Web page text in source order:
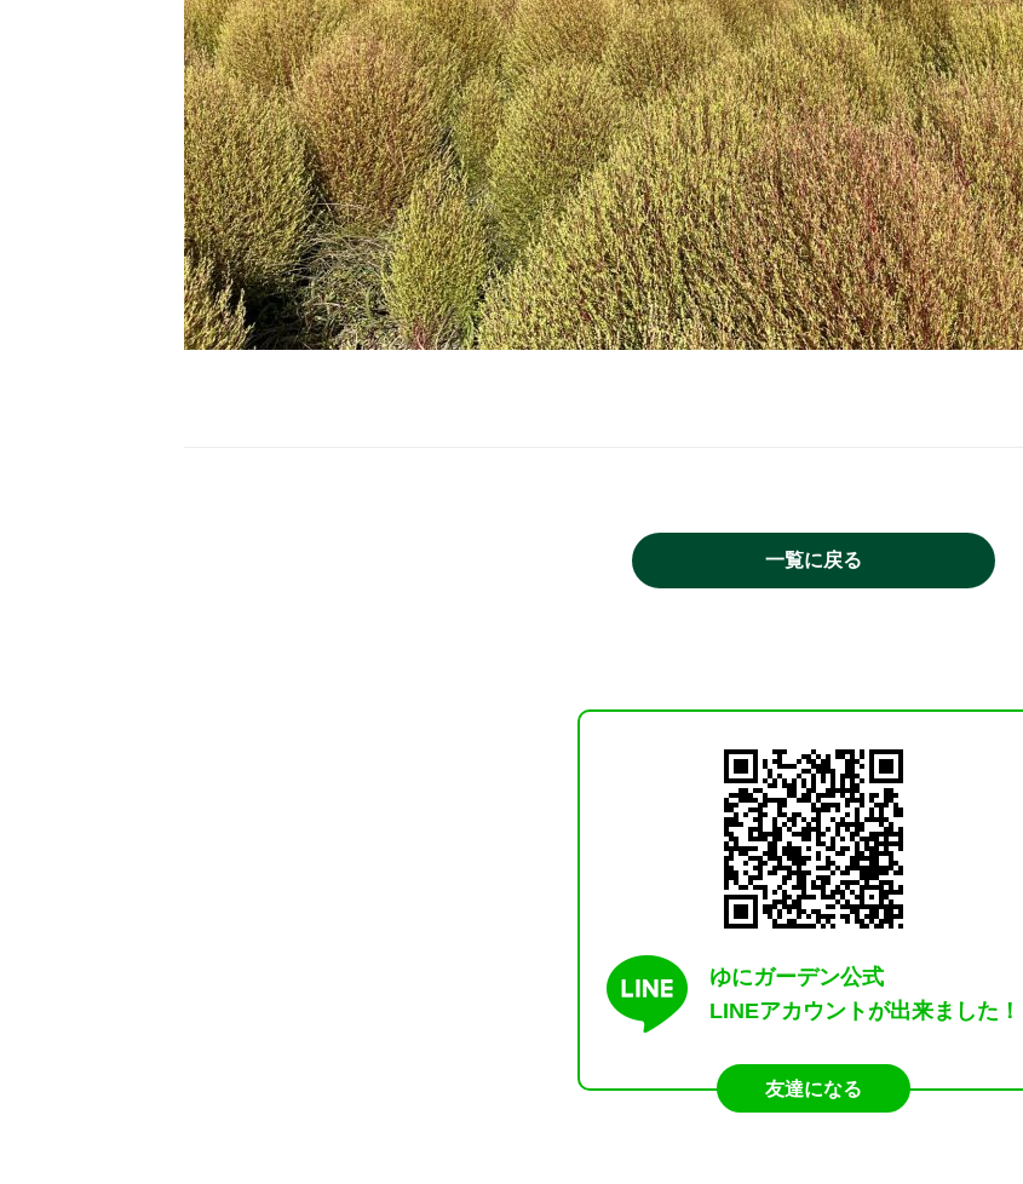
一覧に戻る
ゆにガーデン公式
LINEアカウントが出来ました！
友達になる